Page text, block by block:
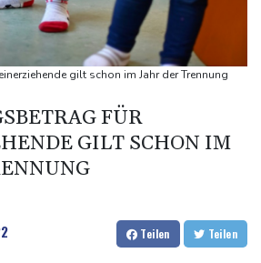
72-jähriger Pilot stirbt in Baden-
vor Folgen russischer Angriffe für
in Nordrhein-Westfalen
nominiert Ex-Gerichtspräsidenten
winkt und springt zu Bronze
gilt schon im Jahr der Trennung
FÜR
GILT SCHON IM
Teilen Teilen